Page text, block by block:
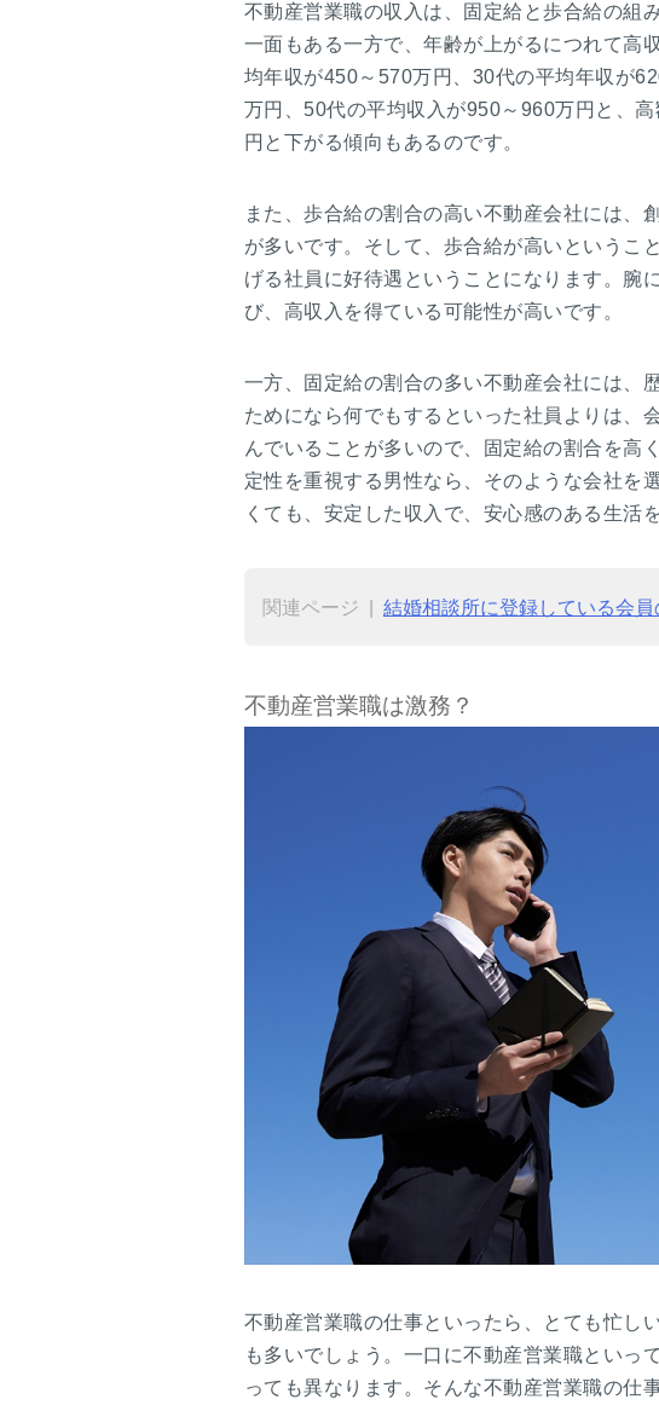
不動産営業職の収入は、固定給と歩合給の組
一面もある一方で、年齢が上がるにつれて高
均年収が450～570万円、30代の平均年収が
万円、50代の平均収入が950～960万円と、
円と下がる傾向もあるのです。
また、歩合給の割合の高い不動産会社には、
が多いです。そして、歩合給が高いというこ
げる社員に好待遇ということになります。腕
び、高収入を得ている可能性が高いです。
一方、固定給の割合の多い不動産会社には、
ためになら何でもするといった社員よりは、
んでいることが多いので、固定給の割合を高
定性を重視する男性なら、そのような会社を
くても、安定した収入で、安心感のある生活
関連ページ 結婚相談所に登録している会
不動産営業職は激務？
不動産営業職の仕事といったら、とても忙し
も多いでしょう。一口に不動産営業職といっ
っても異なります。そんな不動産営業職の仕